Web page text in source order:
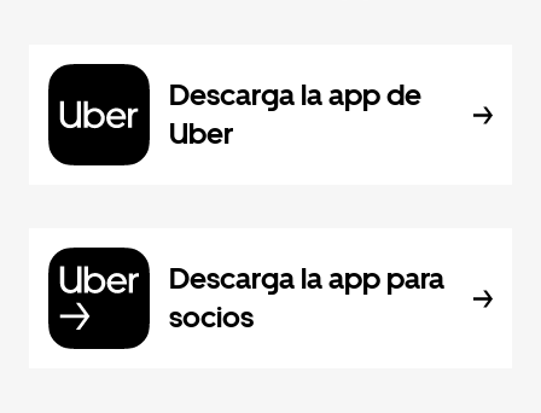
Descarga la app de
Uber
Descarga la app para
socios